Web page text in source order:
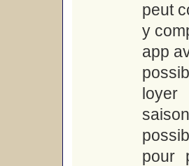
peut
y
app
loyer
pour